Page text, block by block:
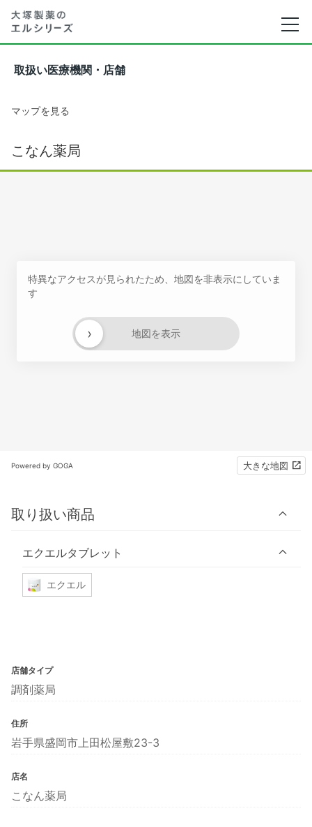
取扱い医療機関・店舗
マップを見る
こなん薬局
特異なアクセスが見られたため、地図を非表示にしていま
す
地図を表示
›
Powered by GOGA 大きな地図
取り扱い商品
エクエルタブレット
エクエル
店舗タイプ
調剤薬局
住所
岩手県盛岡市上田松屋敷23-3
店名
こなん薬局